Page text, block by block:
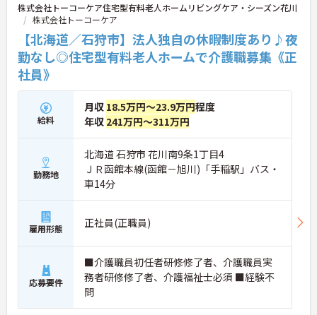
株式会社トーコーケア住宅型有料老人ホームリビングケア・シーズン花川
株式会社トーコーケア
【北海道／石狩市】法人独自の休暇制度あり♪夜
勤なし◎住宅型有料老人ホームで介護職募集《正
社員》
給料
月収 18.5万円～23.9万円程度
年収 241万円～311万円
勤務地
北海道 石狩市 花川南9条1丁目4
ＪＲ函館本線(函館－旭川)「手稲駅」バス・
車14分
雇用形態 正社員(正職員)
応募要件
■介護職員初任者研修修了者、介護職員実
務者研修修了者、介護福祉士必須 ■経験不
問